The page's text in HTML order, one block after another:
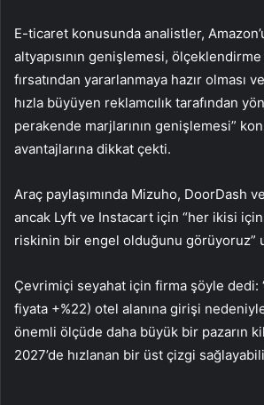
E-ticaret konusunda analistler,
altyapısının genişlemesi, ölçeklendirme
fırsatından yararlanmaya hazır olması
hızla büyüyen reklamcılık tarafından
perakende marjlarının genişlemesi”
avantajlarına dikkat çekti.
Araç paylaşımında Mizuho, DoorDash ve
ancak Lyft ve Instacart için “her ikisi
riskinin bir engel olduğunu görüyoruz”
Çevrimiçi seyahat için firma şöyle dedi:
fiyata +%22) otel alanına girişi
önemli ölçüde daha büyük bir pazarın
2027’de hızlanan bir üst çizgi